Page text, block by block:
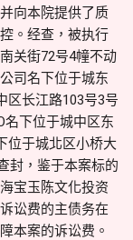
向本院提供了质
。经查，被执行
关街72号4幢不动
司名下位于城东
区长江路103号3号
名下位于城中区东
位于城北区小桥大
封，鉴于本案标的
宝玉陈文化投资
讼费的主债务在
本案的诉讼费。